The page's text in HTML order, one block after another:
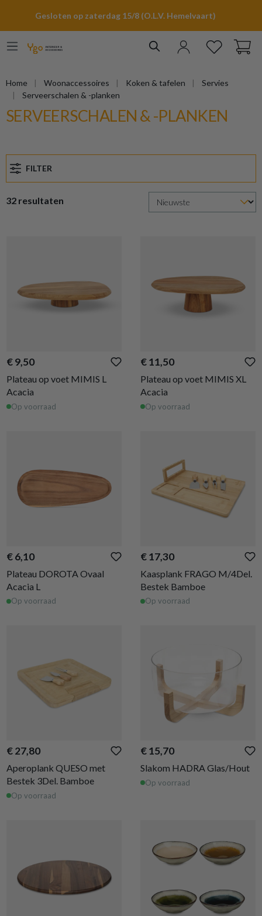
Gesloten op zaterdag 15/8 (O.L.V. Hemelvaart)
Home Woonaccessoires Koken & tafelen
Servies
Serveerschalen & -planken
SERVEERSCHALEN & -PLANKEN
FILTER
32 resultaten
€ 9,50
Plateau op voet MIMIS L
Acacia
Op voorraad
€ 11,50
Plateau op voet MIMIS XL
Acacia
Op voorraad
€ 6,10
Plateau DOROTA Ovaal
Acacia L
Op voorraad
€ 17,30
Kaasplank FRAGO M/4Del.
Bestek Bamboe
Op voorraad
€ 27,80
Aperoplank QUESO met
Bestek 3Del. Bamboe
Op voorraad
€ 15,70
Slakom HADRA Glas/Hout
Op voorraad